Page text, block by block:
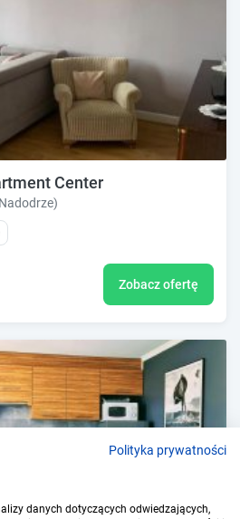
Center
Zobacz ofertę
Polityka prywatności
danych dotyczących odwiedzających,